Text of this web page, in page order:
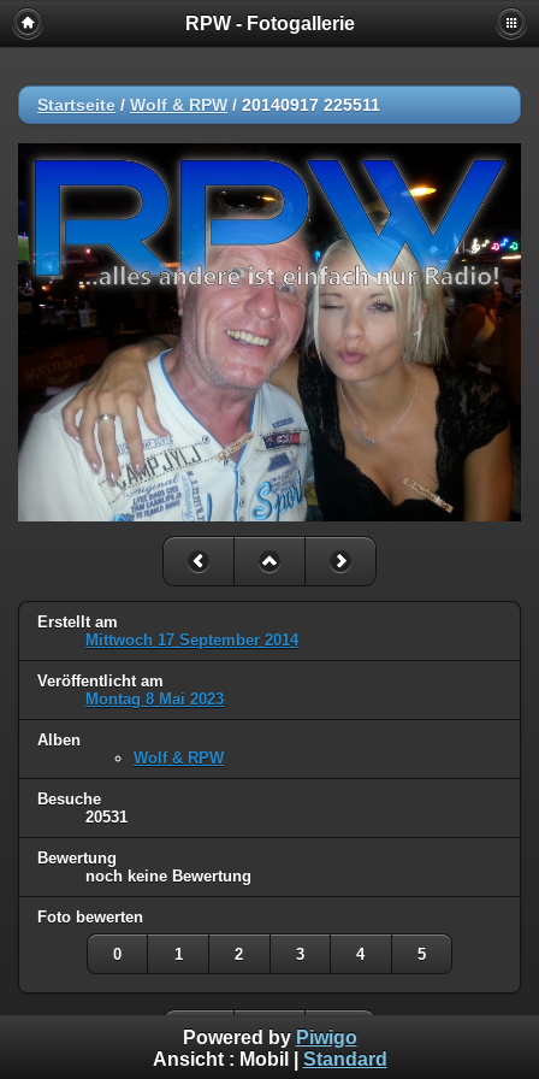
RPW - Fotogallerie
Startseite / Wolf & RPW / 20140917 225511
Erstellt am
Mittwoch 17 September 2014
Veröffentlicht am
Montag 8 Mai 2023
Alben
Wolf & RPW
Besuche
20531
Bewertung
noch keine Bewertung
Foto bewerten
0 1 2 3 4 5
Powered by Piwigo
Ansicht : Mobil Standard